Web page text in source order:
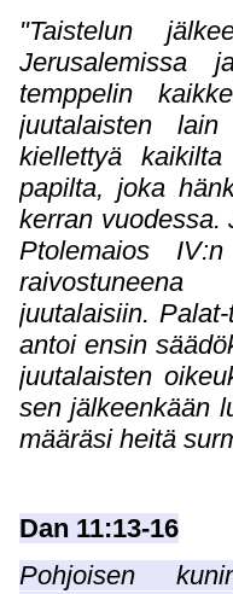
"Taistelun
Jerusalemissa
temppelin
juutalaisten lain
kiellettyä
papilta, joka
kerran vuodessa.
Ptolemaios
juutalaisiin.
antoi ensin
juutalaisten
sen jälkeenkään
määräsi heitä
Dan 11:13-16
Pohjoisen